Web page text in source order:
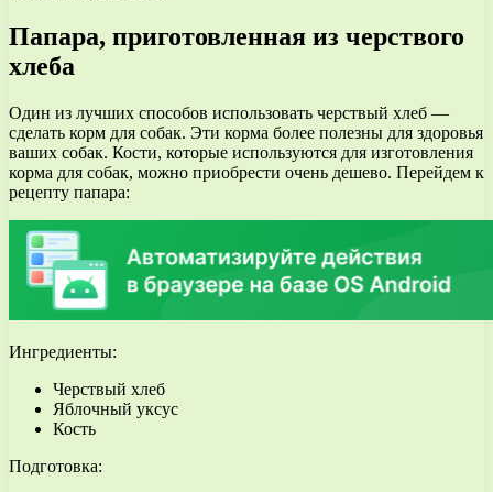
Папара, приготовленная из черствого
хлеба
Один из лучших способов использовать черствый хлеб —
сделать корм для собак. Эти корма более полезны для здоровья
ваших собак. Кости, которые используются для изготовления
корма для собак, можно приобрести очень дешево. Перейдем к
рецепту папара:
Ингредиенты:
Черствый хлеб
Яблочный уксус
Кость
Подготовка: